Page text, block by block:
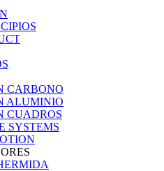
CARBONO
ALUMINIO
CUADROS
SYSTEMS